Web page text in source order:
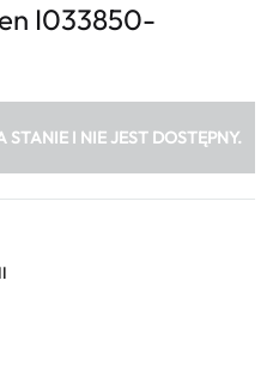
I033850-
I NIE JEST DOSTĘPNY.